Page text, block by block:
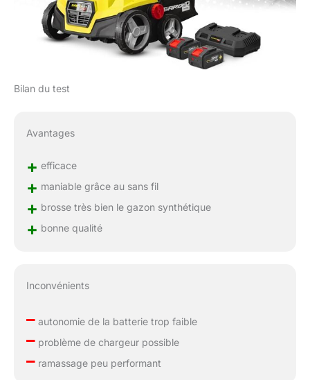
Bilan du test
Avantages
+ efficace
+ maniable grâce au sans fil
+ brosse très bien le gazon synthétique
+ bonne qualité
Inconvénients
–autonomie de la batterie trop faible
–problème de chargeur possible
–ramassage peu performant